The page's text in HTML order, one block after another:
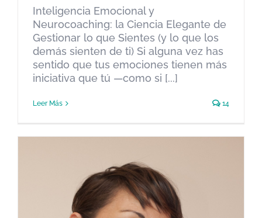
Inteligencia Emocional y
Neurocoaching: la Ciencia Elegante de
Gestionar lo que Sientes (y lo que los
demás sienten de ti) Si alguna vez has
sentido que tus emociones tienen más
iniciativa que tú —como si [...]
Leer Más 14